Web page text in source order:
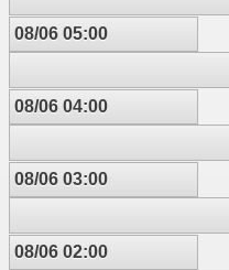
08/06 05:00
08/06 04:00
08/06 03:00
08/06 02:00